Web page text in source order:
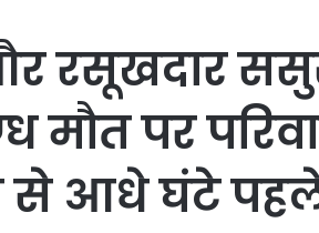
रसूखदार
मौत पर
से आधे घंटे